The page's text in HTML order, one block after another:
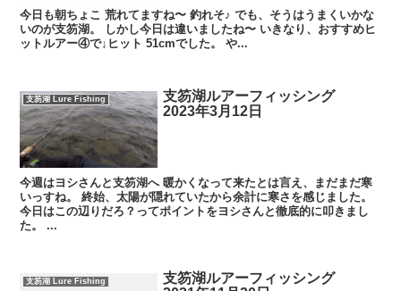
今日も朝ちょこ 荒れてますね〜 釣れそ♪ でも、そうはうまくいかな
いのが支笏湖。 しかし今日は違いましたね〜 いきなり、おすすめヒ
ットルアー④で↓ヒット 51cmでした。 や...
支笏湖 Lure Fishing
支笏湖ルアーフィッシング
2023年3月12日
今週はヨシさんと支笏湖へ 暖かくなって来たとは言え、まだまだ寒
いっすね。 終始、太陽が隠れていたから余計に寒さを感じました。
今日はこの辺りだろ？ってポイントをヨシさんと徹底的に叩きまし
た。 ...
支笏湖 Lure Fishing
支笏湖ルアーフィッシング